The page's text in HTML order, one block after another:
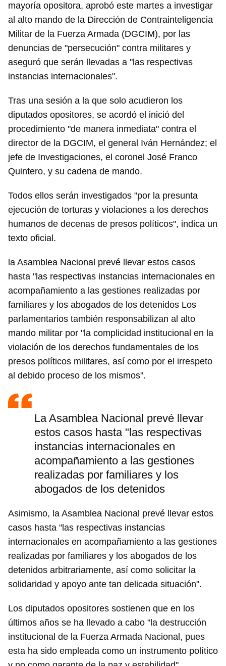
mayoría opositora, aprobó este martes a investigar
al alto mando de la Dirección de Contrainteligencia
Militar de la Fuerza Armada (DGCIM), por las
denuncias de "persecución" contra militares y
aseguró que serán llevadas a "las respectivas
instancias internacionales".
Tras una sesión a la que solo acudieron los
diputados opositores, se acordó el inició del
procedimiento "de manera inmediata" contra el
director de la DGCIM, el general Iván Hernández; el
jefe de Investigaciones, el coronel José Franco
Quintero, y su cadena de mando.
Todos ellos serán investigados "por la presunta
ejecución de torturas y violaciones a los derechos
humanos de decenas de presos políticos", indica un
texto oficial.
la Asamblea Nacional prevé llevar estos casos
hasta "las respectivas instancias internacionales en
acompañamiento a las gestiones realizadas por
familiares y los abogados de los detenidos Los
parlamentarios también responsabilizan al alto
mando militar por "la complicidad institucional en la
violación de los derechos fundamentales de los
presos políticos militares, así como por el irrespeto
al debido proceso de los mismos".
La Asamblea Nacional prevé llevar
estos casos hasta "las respectivas
instancias internacionales en
acompañamiento a las gestiones
realizadas por familiares y los
abogados de los detenidos
Asimismo, la Asamblea Nacional prevé llevar estos
casos hasta "las respectivas instancias
internacionales en acompañamiento a las gestiones
realizadas por familiares y los abogados de los
detenidos arbitrariamente, así como solicitar la
solidaridad y apoyo ante tan delicada situación".
Los diputados opositores sostienen que en los
últimos años se ha llevado a cabo "la destrucción
institucional de la Fuerza Armada Nacional, pues
esta ha sido empleada como un instrumento político